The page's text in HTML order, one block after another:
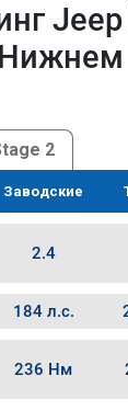
Jeep
2
Заводские
2.4
184 л.с.
236 Нм